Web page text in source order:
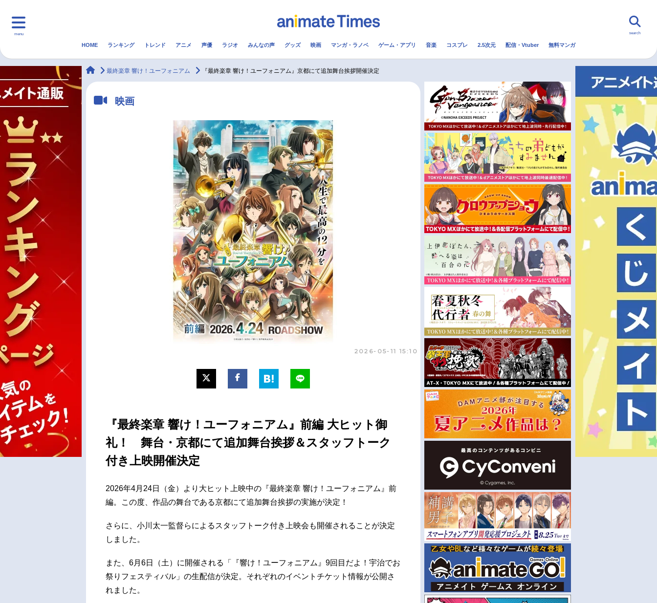
menu
マンガ・ラノベ ゲーム・アプリ 配信・Vtuber トレンド 無料マンガ
最新記事一覧
アニメ記事一覧
声優記事一覧
アニメ映画一覧
実写化映画一覧
男性声優/女性声優一覧
今期アニメ曜日別一覧 秋アニメ
冬アニメ
FOLLOW US
search
HOME ランキング トレンド アニメ 声優 ラジオ みんなの声 グッズ 映画 マンガ・ラノベ ゲーム・アプリ 音楽 コスプレ 2.5次元 配信・Vtuber 無料マンガ
animateTimes
最終楽章 響け！ユーフォニアム 『最終楽章 響け！ユーフォニアム』京都にて追加舞台挨拶開催決定
映画
2026-05-11 15:10
『最終楽章 響け！ユーフォニアム』前編 大ヒット御
礼！ 舞台・京都にて追加舞台挨拶＆スタッフトーク
付き上映開催決定
2026年4月24日（金）より大ヒット上映中の『最終楽章 響け！ユーフォニアム』前
編。この度、作品の舞台である京都にて追加舞台挨拶の実施が決定！
さらに、小川太一監督らによるスタッフトーク付き上映会も開催されることが決定
しました。
また、6月6日（土）に開催される「『響け！ユーフォニアム』9回目だよ！宇治でお
祭りフェスティバル」の生配信が決定。それぞれのイベントチケット情報が公開さ
れました。